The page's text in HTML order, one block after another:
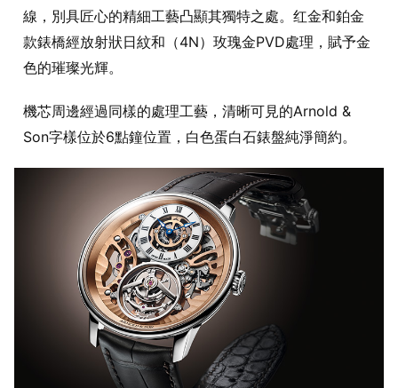
線，別具匠心的精細工藝凸顯其獨特之處。红金和鉑金
款錶橋經放射狀日紋和（4N）玫瑰金PVD處理，賦予金
色的璀璨光輝。
機芯周邊經過同樣的處理工藝，清晰可見的Arnold &
Son字樣位於6點鐘位置，白色蛋白石錶盤純淨簡約。